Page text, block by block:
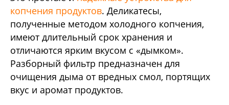
копчения продуктов. Деликатесы,
полученные методом холодного копчения,
имеют длительный срок хранения и
отличаются ярким вкусом с «дымком».
Разборный фильтр предназначен для
очищения дыма от вредных смол, портящих
вкус и аромат продуктов.